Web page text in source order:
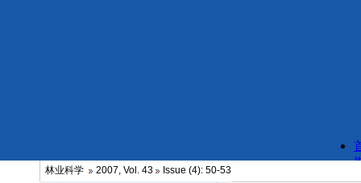
林业科学 2007, Vol. 43 Issue (4): 50-53